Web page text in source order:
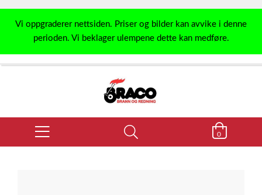
Vi oppgraderer nettsiden. Priser og bilder kan avvike i denne
perioden. Vi beklager ulempene dette kan medføre.
0